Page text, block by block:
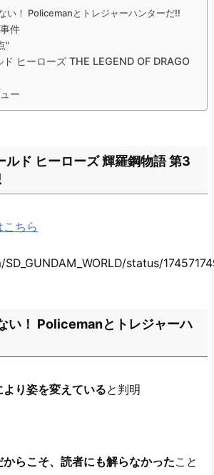
い！ Policemanとトレジャーハンターだ!!
件
"
ド ヒーローズ THE LEGEND OF DRAGO
ー
ルド ヒーローズ 輝羅鋼物語 第3
ちら
status/
い！ Policemanとトレジャーハ
より姿を変えていると判明
らこそ、読者にも解らなかったこと